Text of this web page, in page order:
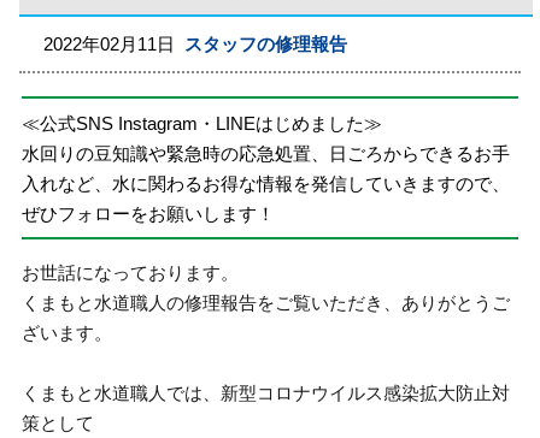
2022年02月11日 スタッフの修理報告
≪公式SNS Instagram・LINEはじめました≫
水回りの豆知識や緊急時の応急処置、日ごろからできるお手
入れなど、水に関わるお得な情報を発信していきますので、
ぜひフォローをお願いします！
お世話になっております。
くまもと水道職人の修理報告をご覧いただき、ありがとうご
ざいます。
くまもと水道職人では、新型コロナウイルス感染拡大防止対
策として